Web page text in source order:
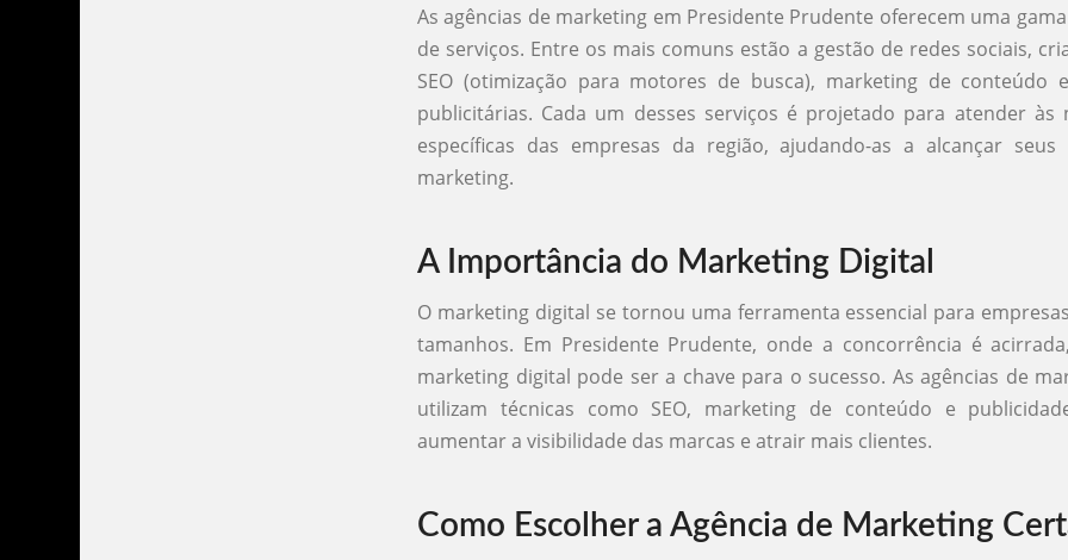
As agências de marketing em Presidente Prudente oferecem uma
de serviços. Entre os mais comuns estão a gestão de redes sociais,
SEO (otimização para motores de busca), marketing de conteúdo
publicitárias. Cada um desses serviços é projetado para atender às
específicas das empresas da região, ajudando-as a alcançar seus
marketing.
A Importância do Marketing Digital
O marketing digital se tornou uma ferramenta essencial para
tamanhos. Em Presidente Prudente, onde a concorrência é
marketing digital pode ser a chave para o sucesso. As agências de
utilizam técnicas como SEO, marketing de conteúdo e
aumentar a visibilidade das marcas e atrair mais clientes.
Como Escolher a Agência de Marketing